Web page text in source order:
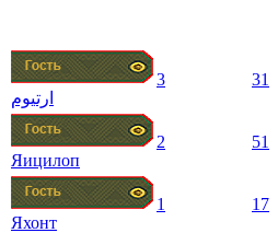
ارتيوم
3 31
Яицилоп
2 51
Яхонт
1 17